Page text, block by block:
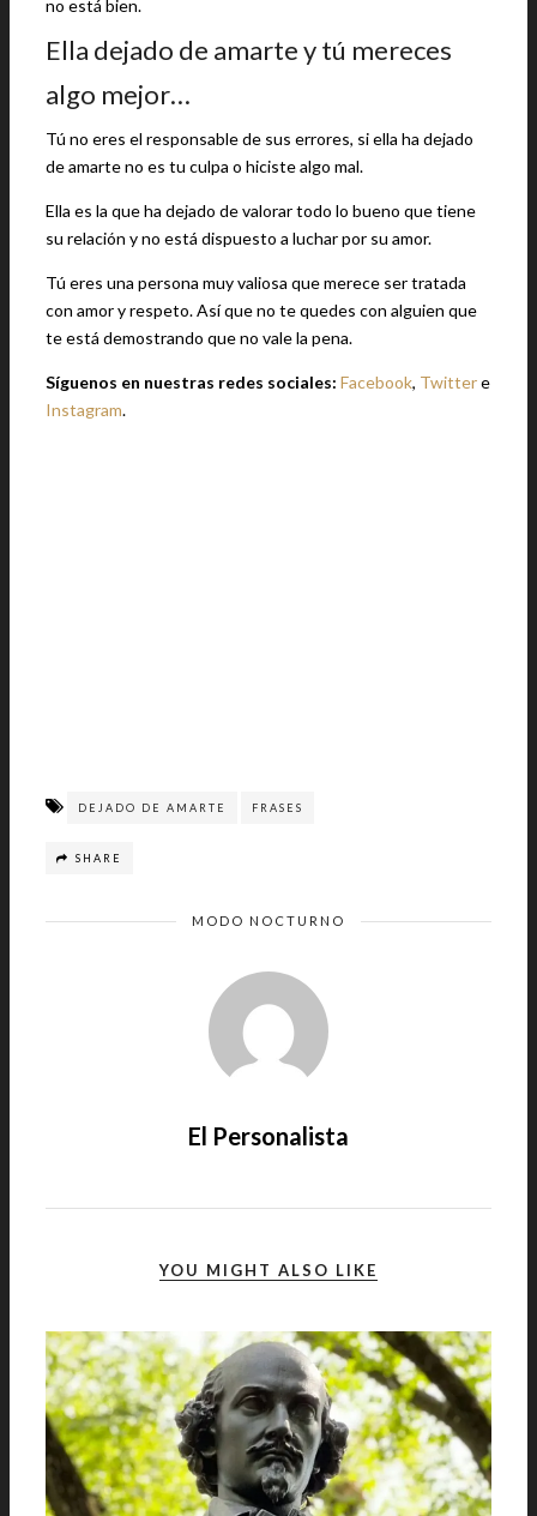
no está bien.
Ella dejado de amarte y tú mereces
algo mejor…
Tú no eres el responsable de sus errores, si ella ha dejado
de amarte no es tu culpa o hiciste algo mal.
Ella es la que ha dejado de valorar todo lo bueno que tiene
su relación y no está dispuesto a luchar por su amor.
Tú eres una persona muy valiosa que merece ser tratada
con amor y respeto. Así que no te quedes con alguien que
te está demostrando que no vale la pena.
Síguenos en nuestras redes sociales: Facebook, Twittere
Instagram.
DEJADO DE AMARTE FRASES
SHARE
MODO NOCTURNO
El Personalista
YOU MIGHT ALSO LIKE